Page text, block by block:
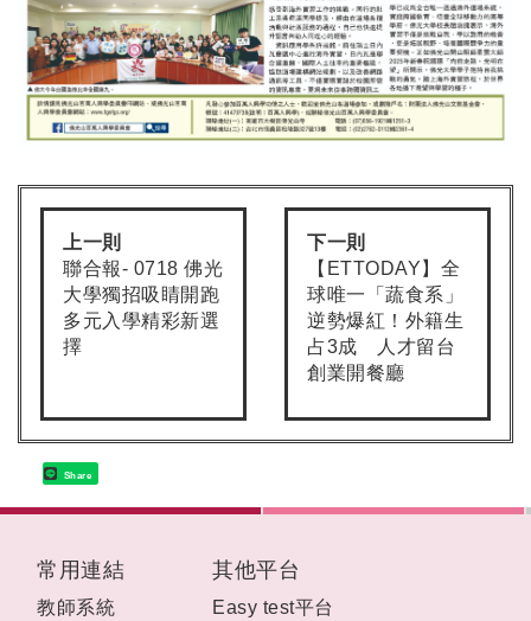
上一則
聯合報- 0718 佛光
大學獨招吸睛開跑
多元入學精彩新選
擇
下一則
【ETTODAY】全
球唯一「蔬食系」
逆勢爆紅！外籍生
占3成 人才留台
創業開餐廳
Share
常用連結
教師系統
其他平台
Easy test平台